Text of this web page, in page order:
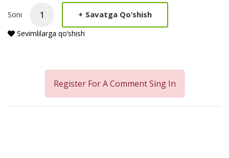
Product
Summery
Soni + Savatga Qo‘shish
Sevimlilarga qo‘shish
Register For A CommentSing In